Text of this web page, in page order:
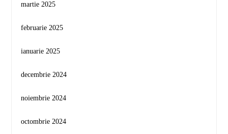
martie 2025
februarie 2025
ianuarie 2025
decembrie 2024
noiembrie 2024
octombrie 2024